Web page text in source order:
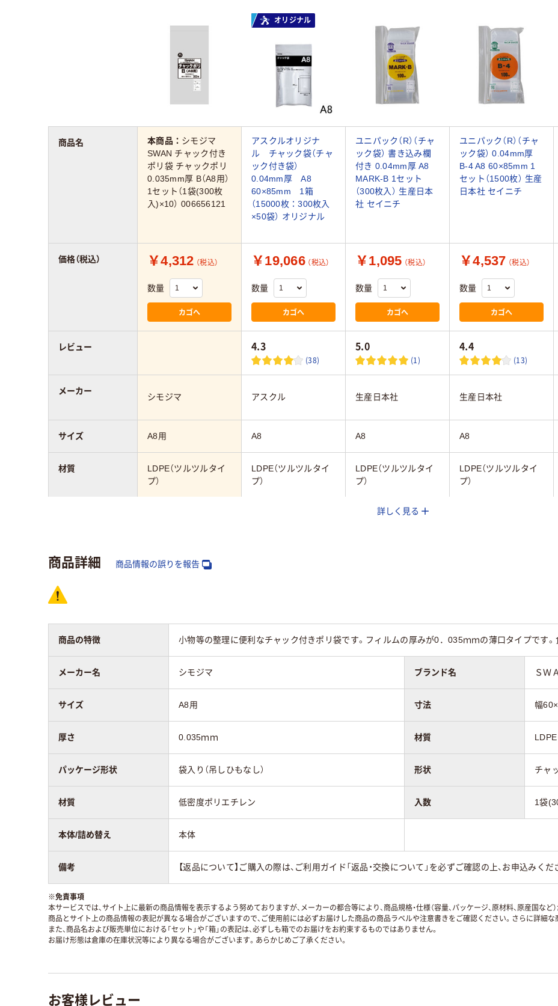
オリジナル
本商品： シモジマ
SWAN チャック付き
ポリ袋 チャックポリ
0.035mm厚 B（A8用）
1セット（1袋(300枚
入)×10） 006656121
アスクルオリジナ
ル チャック袋（チャ
ック付き袋）
0.04mm厚 A8
60×85mm 1箱
（15000枚：300枚入
×50袋） オリジナル
ユニパック（R）（チャ
ック袋） 書き込み欄
付き 0.04mm厚 A8
MARK-B 1セット
（300枚入） 生産日本
社 セイニチ
ユニパック（R）（チャ
ック袋） 0.04mm厚
B-4 A8 60×85mm 1
セット（1500枚） 生産
日本社 セイニチ
￥4,312 （税込）
数量
カゴへ
￥19,066 （税込）
数量
カゴへ
￥1,095 （税込）
数量
カゴへ
￥4,537 （税込）
数量
カゴへ
4.3
(38)
5.0
(1)
4.4
(13)
シモジマ アスクル 生産日本社 生産日本社
A8用 A8 A8 A8
LDPE（ツルツルタイ
プ）
LDPE（ツルツルタイ
プ）
LDPE（ツルツルタイ
プ）
LDPE（ツルツルタイ
プ）
商品名
価格（税込）
レビュー
メーカー
サイズ
材質
詳しく見る
商品詳細 商品情報の誤りを報告
商品の特徴 小物等の整理に便利なチャック付きポリ袋です。フィルムの厚みが0．035ｍｍの薄口タイプです。
メーカー名 シモジマ ブランド名 ＳＷ
サイズ A8用 寸法 幅
厚さ 0.035ｍｍ 材質 LDPE
パッケージ形状 袋入り（吊しひもなし） 形状 チャ
材質 低密度ポリエチレン 入数 1袋
本体/詰め替え 本体
備考 【返品について】ご購入の際は、ご利用ガイド「返品・交換について」を必ずご確認の上、お申込みくだ
※免責事項
本サービスでは、サイト上に最新の商品情報を表示するよう努めておりますが、メーカーの都合等により、商品規格・仕様（容量、パッケージ、原材料、原産国な
商品とサイト上の商品情報の表記が異なる場合がございますので、ご使用前には必ずお届けした商品の商品ラベルや注意書きをご確認ください。さらに詳細な
また、商品名および販売単位における「セット」や「箱」の表記は、必ずしも箱でのお届けをお約束するものではありません。
お届け形態は倉庫の在庫状況等により異なる場合がございます。あらかじめご了承ください。
お客様レビュー